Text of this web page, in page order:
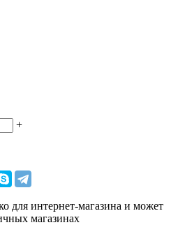
+
для интернет-магазина и может
магазинах